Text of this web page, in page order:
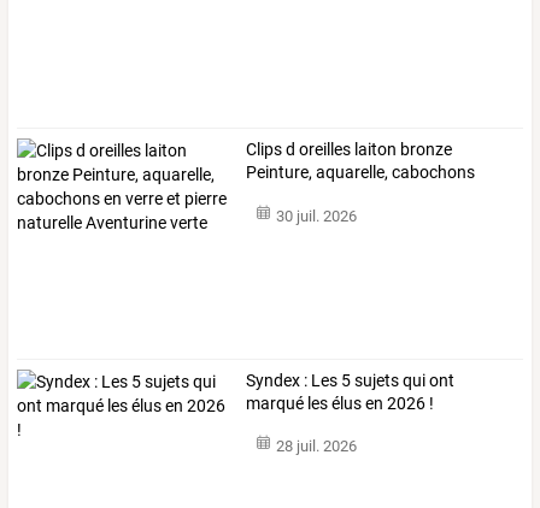
Clipsd oreilles laiton bronze
Peinture, aquarelle, cabochons
30 juil. 2026
Syndex : Les 5 sujets qui ont
marqué les élus en 2026 !
28 juil. 2026